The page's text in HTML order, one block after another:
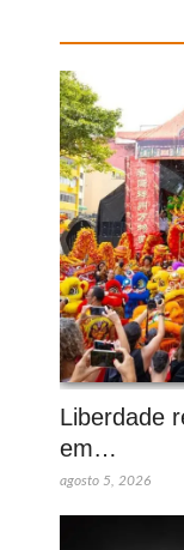
Liberdade
em…
agosto 5, 2026